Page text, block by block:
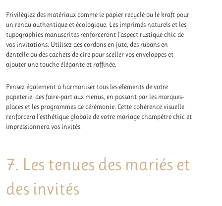
Privilégiez des matériaux comme le papier recyclé ou le kraft pour
un rendu authentique et écologique. Les imprimés naturels et les
typographies manuscrites renforceront l’aspect rustique chic de
vos invitations. Utilisez des cordons en jute, des rubans en
dentelle ou des cachets de cire pour sceller vos enveloppes et
ajouter une touche élégante et raffinée.
Pensez également à harmoniser tous les éléments de votre
papeterie, des faire-part aux menus, en passant par les marques-
places et les programmes de cérémonie. Cette cohérence visuelle
renforcera l’esthétique globale de votre mariage champêtre chic et
impressionnera vos invités.
7. Les tenues des mariés et
des invités